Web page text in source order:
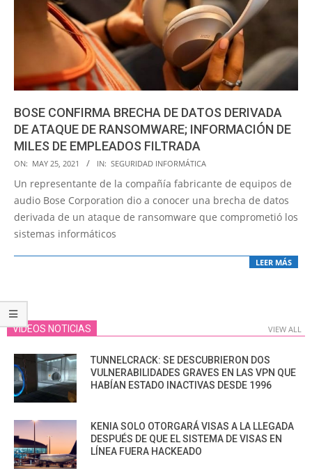
BOSE CONFIRMA BRECHA DE DATOS DERIVADA
DE ATAQUE DE RANSOMWARE; INFORMACIÓN DE
MILES DE EMPLEADOS FILTRADA
2021-
05-
ON: MAY 25, 2021 IN: SEGURIDAD INFORMÁTICA
Un representante de la compañía fabricante de equipos de
audio Bose Corporation dio a conocer una brecha de datos
derivada de un ataque de ransomware que comprometió los
sistemas informáticos
LEER MÁS
VIDEOS NOTICIAS VIEW ALL
TUNNELCRACK: SE DESCUBRIERON DOS
VULNERABILIDADES GRAVES EN LAS VPN QUE
HABÍAN ESTADO INACTIVAS DESDE 1996
KENIA SOLO OTORGARÁ VISAS A LA LLEGADA
DESPUÉS DE QUE EL SISTEMA DE VISAS EN
LÍNEA FUERA HACKEADO